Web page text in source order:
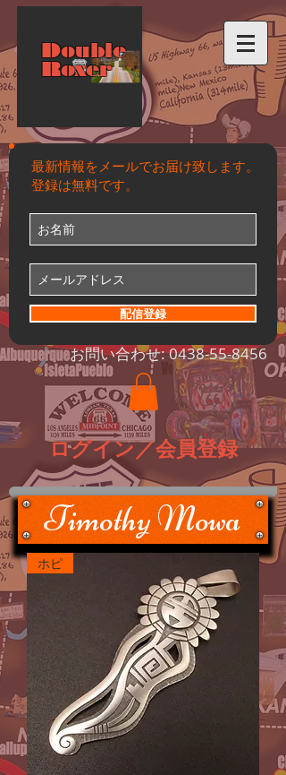
Double
Roxer
お問い合わせ:0438-55-8456
最新情報をメールでお届け致します。
登録は無料です。
配信登録
ログイン／会員登録
Timothy Mowa
ホピ